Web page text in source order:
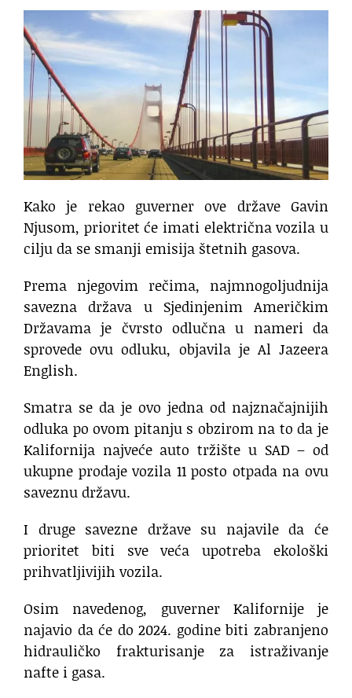
Kako je rekao guverner ove države Gavin
Njusom, prioritet će imati električna vozila u
cilju da se smanji emisija štetnih gasova.
Prema njegovim rečima, najmnogoljudnija
savezna država u Sjedinjenim Američkim
Državama je čvrsto odlučna u nameri da
sprovede ovu odluku, objavila je Al Jazeera
English.
Smatra se da je ovo jedna od najznačajnijih
odluka po ovom pitanju s obzirom na to da je
Kalifornija najveće auto tržište u SAD – od
ukupne prodaje vozila 11 posto otpada na ovu
saveznu državu.
I druge savezne države su najavile da će
prioritet biti sve veća upotreba ekološki
prihvatljivijih vozila.
Osim navedenog, guverner Kalifornije je
najavio da će do 2024. godine biti zabranjeno
hidrauličko frakturisanje za istraživanje
nafte i gasa.